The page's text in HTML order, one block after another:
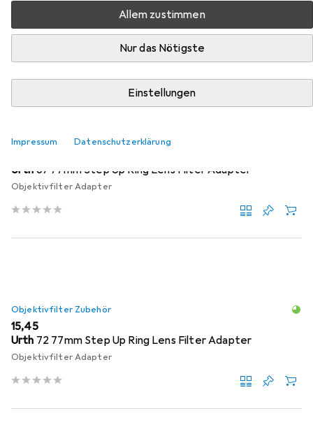
Allem zustimmen
Nur das Nötigste
Einstellungen
Impressum Datenschutzerklärung
Concept filter Cpl polarizing filter K & f Hd Mc Slim C
77mm aus der Kategorie Objektivfilter Zubehör.
Produktliste
Objektivfilter Zubehör
Urth 67 77mm Step Up Ring Lens Filter Adapter
Objektivfilter Adapter
Objektivfilter Zubehör
EUR
15,45
Urth 72 77mm Step Up Ring Lens Filter Adapter
Objektivfilter Adapter